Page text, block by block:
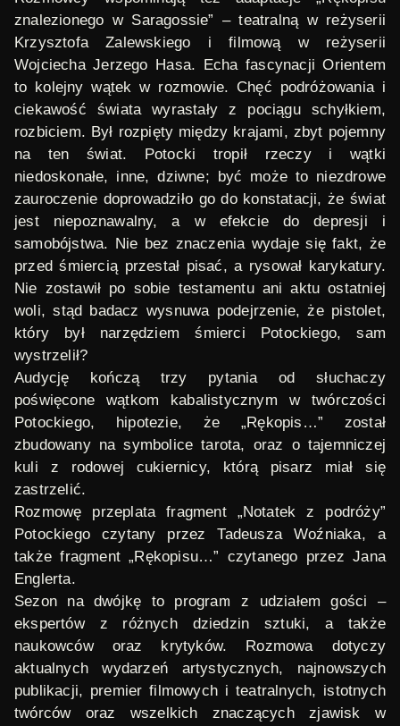
znalezionego w Saragossie” – teatralną w reżyserii
Krzysztofa Zalewskiego i filmową w reżyserii
Wojciecha Jerzego Hasa. Echa fascynacji Orientem
to kolejny wątek w rozmowie. Chęć podróżowania i
ciekawość świata wyrastały z pociągu schyłkiem,
rozbiciem. Był rozpięty między krajami, zbyt pojemny
na ten świat. Potocki tropił rzeczy i wątki
niedoskonałe, inne, dziwne; być może to niezdrowe
zauroczenie doprowadziło go do konstatacji, że świat
jest niepoznawalny, a w efekcie do depresji i
samobójstwa. Nie bez znaczenia wydaje się fakt, że
przed śmiercią przestał pisać, a rysował karykatury.
Nie zostawił po sobie testamentu ani aktu ostatniej
woli, stąd badacz wysnuwa podejrzenie, że pistolet,
który był narzędziem śmierci Potockiego, sam
wystrzelił?
Audycję kończą trzy pytania od słuchaczy
poświęcone wątkom kabalistycznym w twórczości
Potockiego, hipotezie, że „Rękopis…” został
zbudowany na symbolice tarota, oraz o tajemniczej
kuli z rodowej cukiernicy, którą pisarz miał się
zastrzelić.
Rozmowę przeplata fragment „Notatek z podróży”
Potockiego czytany przez Tadeusza Woźniaka, a
także fragment „Rękopisu…” czytanego przez Jana
Englerta.
Sezon na dwójkę to program z udziałem gości –
ekspertów z różnych dziedzin sztuki, a także
naukowców oraz krytyków. Rozmowa dotyczy
aktualnych wydarzeń artystycznych, najnowszych
publikacji, premier filmowych i teatralnych, istotnych
twórców oraz wszelkich znaczących zjawisk w